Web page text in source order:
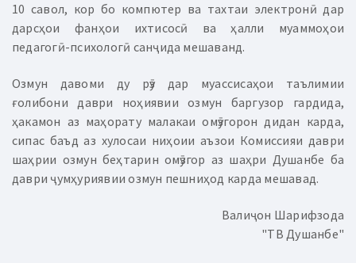
10 савол, кор бо компютер ва тахтаи электронӣ дар
дарсҳои фанҳои ихтисосӣ ва ҳалли муаммоҳои
педагогӣ-психологӣ санҷида мешаванд.
Озмун давоми ду рӯз дар муассисаҳои таълимии
ғолибони даври ноҳиявии озмун баргузор гардида,
ҳакамон аз маҳорату малакаи омӯзгорон дидан карда,
сипас баъд аз хулосаи ниҳоии аъзои Комиссияи даври
шаҳрии озмун беҳтарин омӯзгор аз шаҳри Душанбе ба
даври ҷумҳуриявии озмун пешниҳод карда мешавад.
Валиҷон Шарифзода
"ТВ Душанбе"